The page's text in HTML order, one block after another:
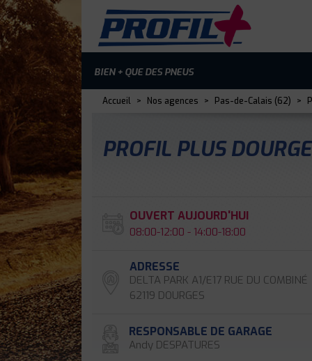
BIEN + QUE DES PNEUS
Accueil > Nos agences > Pas-de-Calais (62) >
PROFIL PLUS
OUVERT AUJOURD'HUI
08:00-12:00 - 14:00-18:00
ADRESSE
DELTA PARK A1/E17 RUE DU COMBINÉ
62119 DOURGES
RESPONSABLE DE GARAGE
Andy DESPATURES